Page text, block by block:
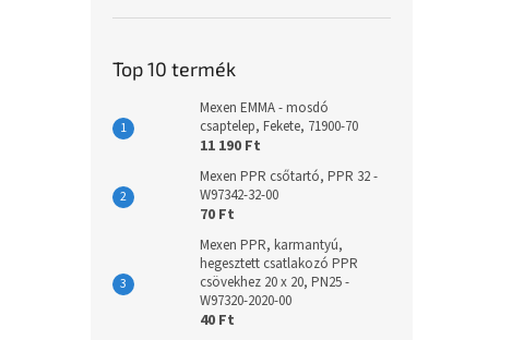
Top 10 termék
Mexen EMMA - mosdó
csaptelep, Fekete, 71900-70
11 190 Ft
Mexen PPR csőtartó, PPR 32 -
W97342-32-00
70 Ft
Mexen PPR, karmantyú,
hegesztett csatlakozó PPR
csövekhez 20 x 20, PN25 -
W97320-2020-00
40 Ft